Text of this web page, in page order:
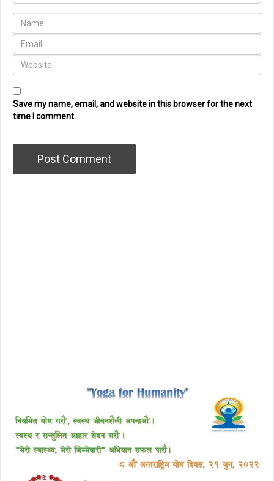
Save my name, email, and website in this browser for the next
time I comment.